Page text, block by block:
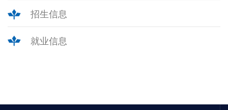
招生信息
就业信息